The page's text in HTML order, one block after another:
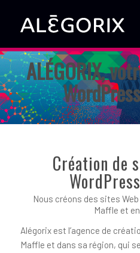
ALÉGORIX,
Création de
Nous créons des sites
Maffle et
Alégorix est l’agence de
Maffle et dans sa région, qui